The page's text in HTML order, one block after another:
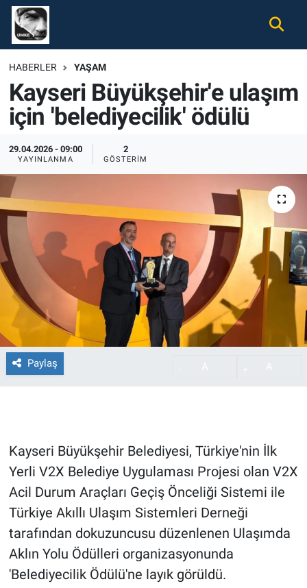
HABERLER YAŞAM
Kayseri Büyükşehir'e ulaşım
için 'belediyecilik' ödülü
29.04.2026 - 09:00
YAYINLANMA
2
GÖSTERIM
Paylaş
Kayseri Büyükşehir Belediyesi, Türkiye'nin İlk
Yerli V2X Belediye Uygulaması Projesi olan V2X
Acil Durum Araçları Geçiş Önceliği Sistemi ile
Türkiye Akıllı Ulaşım Sistemleri Derneği
tarafından dokuzuncusu düzenlenen Ulaşımda
Aklın Yolu Ödülleri organizasyonunda
'Belediyecilik Ödülü'ne layık görüldü.
Gündem
Ekonomi
Spor
Magazin
Künye
Nöbetçi Eczaneler
Hava Durumu
Namaz Vakitleri
Trafik Durumu
Süper Lig Puan Durumu ve Fikstür
Son Dakika Haberleri
Haber Arşivi